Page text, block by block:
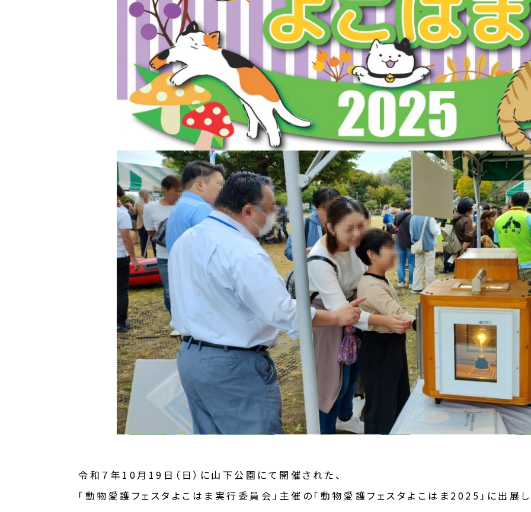
令和７年10月19日（日）に山下公園にて開催された、
「動物愛護フェスタよこはま実行委員会」主催の「動物愛護フェスタよこはま2025」に出展